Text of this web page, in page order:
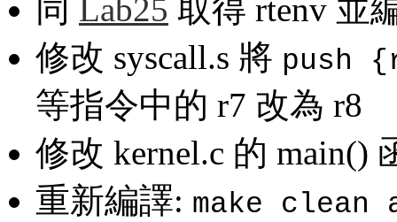
同 Lab25 取得 rtenv 並
修改 syscall.s 將 push
等指令中的 r7 改為 r8
修改 kernel.c 的 main()
重新編譯: make